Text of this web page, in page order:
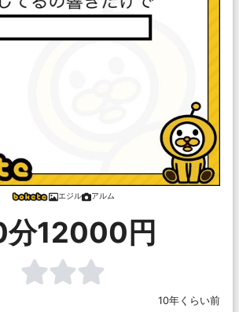
エジル アルム
12000円
10年くらい前